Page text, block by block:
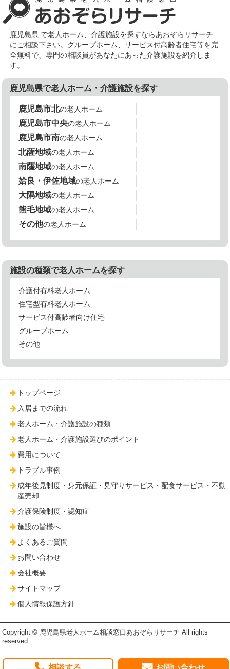
鹿児島県 で老人ホーム、介護施設を探すならあおぞらリサーチ
にご相談下さい。グループホーム、サービス付高齢者住宅等を完
全無料で、専門の相談員があなたにあった介護施設を紹介しま
す。
鹿児島県で老人ホーム・介護施設を探す
鹿児島市北の老人ホーム
鹿児島市中央の老人ホーム
鹿児島市南の老人ホーム
北薩地域の老人ホーム
南薩地域の老人ホーム
姶良・伊佐地域の老人ホーム
大隅地域の老人ホーム
熊毛地域の老人ホーム
その他の老人ホーム
施設の種類で老人ホームを探す
介護付有料老人ホーム
住宅型有料老人ホーム
サービス付高齢者向け住宅
グループホーム
その他
トップページ
入居までの流れ
老人ホーム・介護施設の種類
老人ホーム・介護施設選びのポイント
費用について
トラブル事例
成年後見制度・身元保証・見守りサービス・配食サービス・不動
産売却
介護保険制度・認知症
施設の皆様へ
よくあるご質問
お問い合わせ
会社概要
サイトマップ
個人情報保護方針
Copyright © 鹿児島県老人ホーム相談窓口あおぞらリサーチ All rights
reserved.